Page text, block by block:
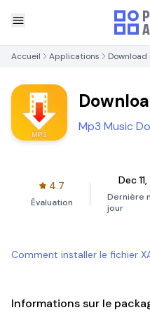
Accueil Applications
Mp3 Music
4.7
Évaluation
Dec
Dernière
jour
Comment installer le fichier
Informations sur le